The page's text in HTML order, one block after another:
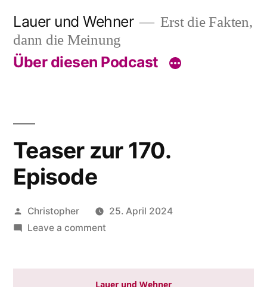
content
Lauer und Wehner
Erst die Fakten,
dann die Meinung
Über diesen Podcast
Teaser zur 170.
Episode
Posted
by
Christopher
25. April 2024
Leave a commenton